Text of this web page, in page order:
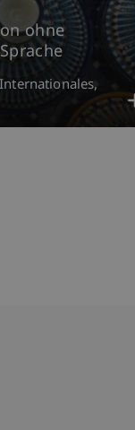
ohne
Internationales